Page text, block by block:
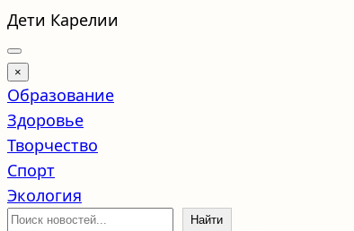
Перейти
к
содержимому
Дети Карелии
×
Образование
Здоровье
Творчество
Спорт
Экология
Поиск
Найти